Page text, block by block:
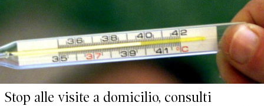
Stop alle visite a domicilio, consulti